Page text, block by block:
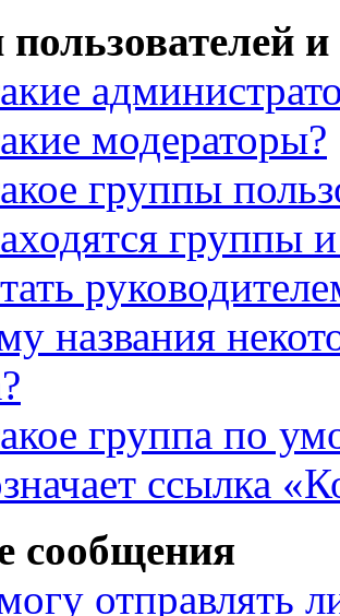
модераторы?
группы
группы
названия
группа по
ссылка
сообщения
отправлять